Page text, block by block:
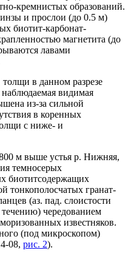
кремнистых образований.
и прослои (до 0.5 м)
биотит-карбонат-
магнетита (до
лавами
в данном разрезе
видимая
из-за сильной
в коренных
с ниже- и
м выше устья р. Нижняя,
темносерых
биотитсодержащих
тонкополосчатых гранат-
(аз. пад. слоистости
чередованием
известняков.
(под микроскопом)
08, рис. 2).